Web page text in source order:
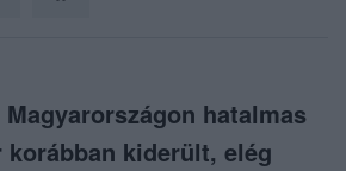
hatalmas
korábban kiderült, elég